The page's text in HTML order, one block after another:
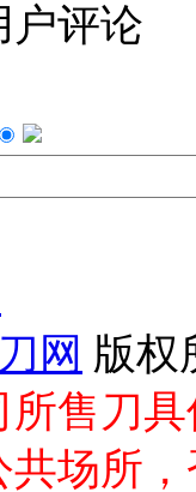
户评论
网 版权
售刀
场所